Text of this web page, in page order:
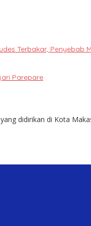
Terbakar, Penyebab
Parepare
didirikan di Kota